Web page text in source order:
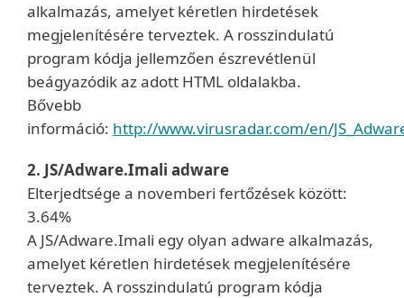
alkalmazás, amelyet kéretlen hirdetések
megjelenítésére terveztek. A rosszindulatú
program kódja jellemzően észrevétlenül
beágyazódik az adott HTML oldalakba.
Bővebb
információ: http://www.virusradar.com/en/
2. JS/Adware.Imali adware
Elterjedtsége a novemberi fertőzések között:
3.64%
A JS/Adware.Imali egy olyan adware alkalmazás,
amelyet kéretlen hirdetések megjelenítésére
terveztek. A rosszindulatú program kódja